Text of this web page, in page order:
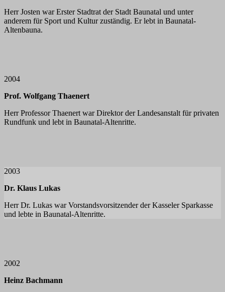
Herr Josten war Erster Stadtrat der Stadt Baunatal und unter
anderem für Sport und Kultur zuständig. Er lebt in Baunatal-
Altenbauna.
2004
Prof. Wolfgang Thaenert
Herr Professor Thaenert war Direktor der Landesanstalt für privaten
Rundfunk und lebt in Baunatal-Altenritte.
2003
Dr. Klaus Lukas
Herr Dr. Lukas war Vorstandsvorsitzender der Kasseler Sparkasse
und lebte in Baunatal-Altenritte.
2002
Heinz Bachmann